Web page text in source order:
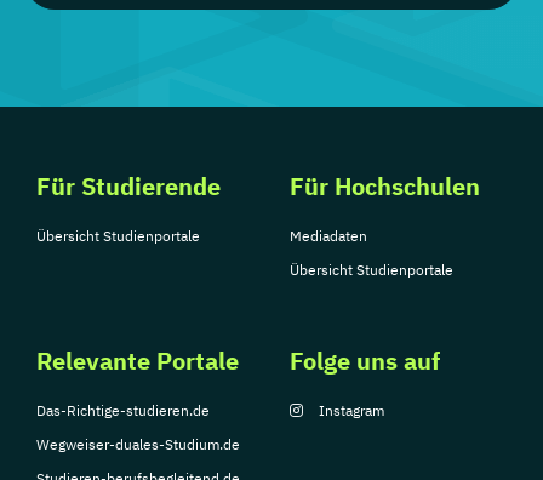
Für Studierende
Übersicht Studienportale
Für Hochschulen
Mediadaten
Übersicht Studienportale
Relevante Portale
Das-Richtige-studieren.de
Wegweiser-duales-Studium.de
Folge uns auf
Instagram